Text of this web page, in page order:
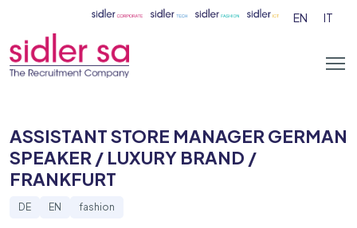
EN IT
ASSISTANT STORE MANAGER GERMAN
SPEAKER / LUXURY BRAND /
FRANKFURT
DE EN fashion